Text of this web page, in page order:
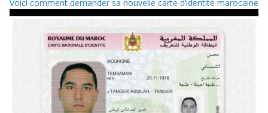
Voici comment demander sa nouvelle carte d’identité marocaine